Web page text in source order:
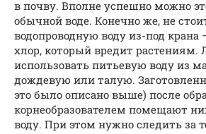
в почву. Вполне успешно можно
обычной воде. Конечно же, не
водопроводную воду из-под крана
хлор, который вредит растениям.
использовать питьевую воду из
дождевую или талую.
это было описано выше) после
корнеобразователем помещают
воду. При этом нужно следить за